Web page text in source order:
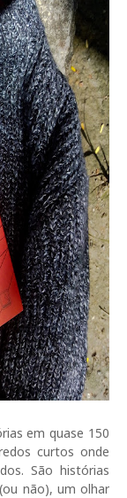
em quase 150
curtos onde
São histórias
não), um olhar